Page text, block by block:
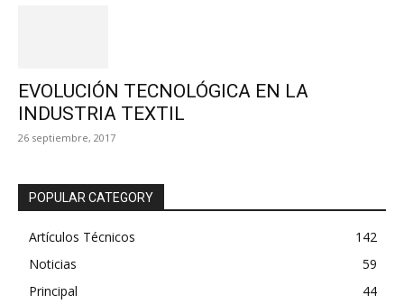
EVOLUCIÓN TECNOLÓGICA EN LA
INDUSTRIA TEXTIL
26 septiembre, 2017
POPULAR CATEGORY
Artículos Técnicos
142
Noticias
59
Principal
44